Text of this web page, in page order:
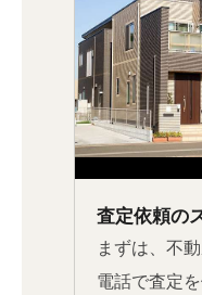
査定依頼の
まずは、不
電話で査定